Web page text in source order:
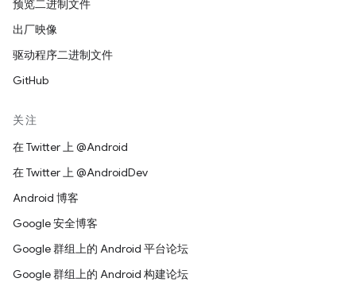
预览二进制文件
出厂映像
驱动程序二进制文件
GitHub
关注
在 Twitter 上 @Android
在 Twitter 上 @AndroidDev
Android 博客
Google 安全博客
Google 群组上的 Android 平台论坛
Google 群组上的 Android 构建论坛